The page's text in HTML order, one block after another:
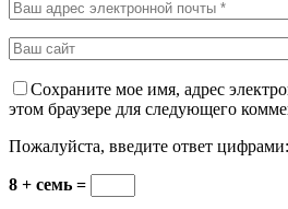
Сохраните мое имя, адрес
этом браузере для следующего
Пожалуйста, введите ответ цифрами:
8 + семь =